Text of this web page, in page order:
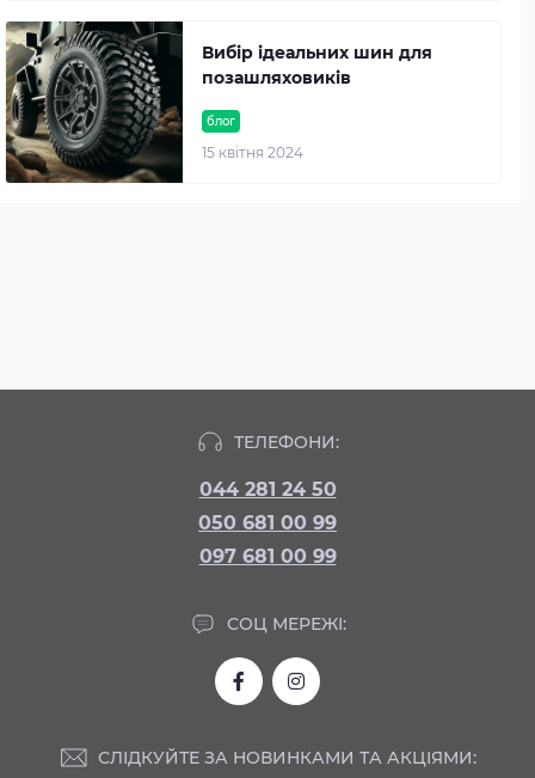
блог
15 квітня 2024
Вибір ідеальних шин для
позашляховиків
ТЕЛЕФОНИ:
044 281 24 50
050 681 00 99
097 681 00 99
СОЦ МЕРЕЖІ:
СЛІДКУЙТЕ ЗА НОВИНКАМИ ТА АКЦІЯМИ: